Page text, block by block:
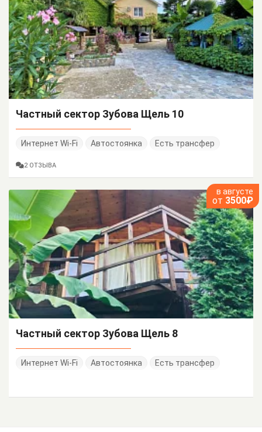
Частный сектор Зубова Щель 10
Интернет Wi-Fi Автостоянка Есть трансфер
2 ОТЗЫВА
в августе
от 3500₽
Частный сектор Зубова Щель 8
Интернет Wi-Fi Автостоянка Есть трансфер